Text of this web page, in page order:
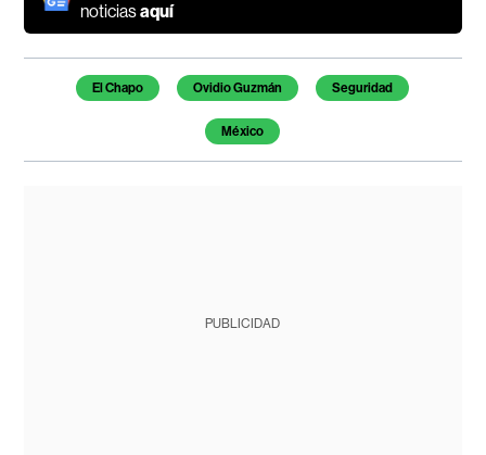
noticiasaquí
Temas de este artículo
El Chapo Ovidio Guzmán Seguridad
México
PUBLICIDAD